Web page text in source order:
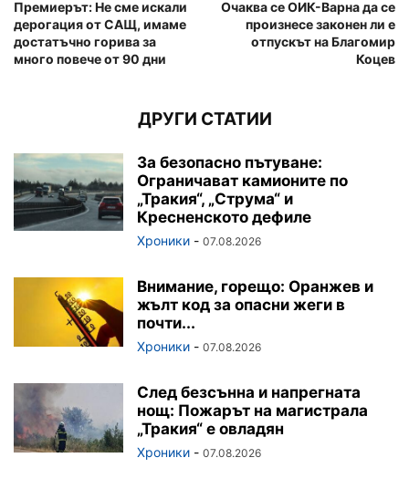
Премиерът: Не сме искали
дерогация от САЩ, имаме
достатъчно горива за
много повече от 90 дни
Очаква се ОИК-Варна да се
произнесе законен ли е
отпускът на Благомир
Коцев
ДРУГИ СТАТИИ
За безопасно пътуване:
Ограничават камионите по
„Тракия“, „Струма“ и
Кресненското дефиле
Хроники - 07.08.2026
Внимание, горещо: Оранжев и
жълт код за опасни жеги в
почти...
Хроники - 07.08.2026
След безсънна и напрегната
нощ: Пожарът на магистрала
„Тракия“ е овладян
Хроники - 07.08.2026